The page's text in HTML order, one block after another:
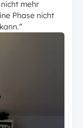
mehr
Phase nicht